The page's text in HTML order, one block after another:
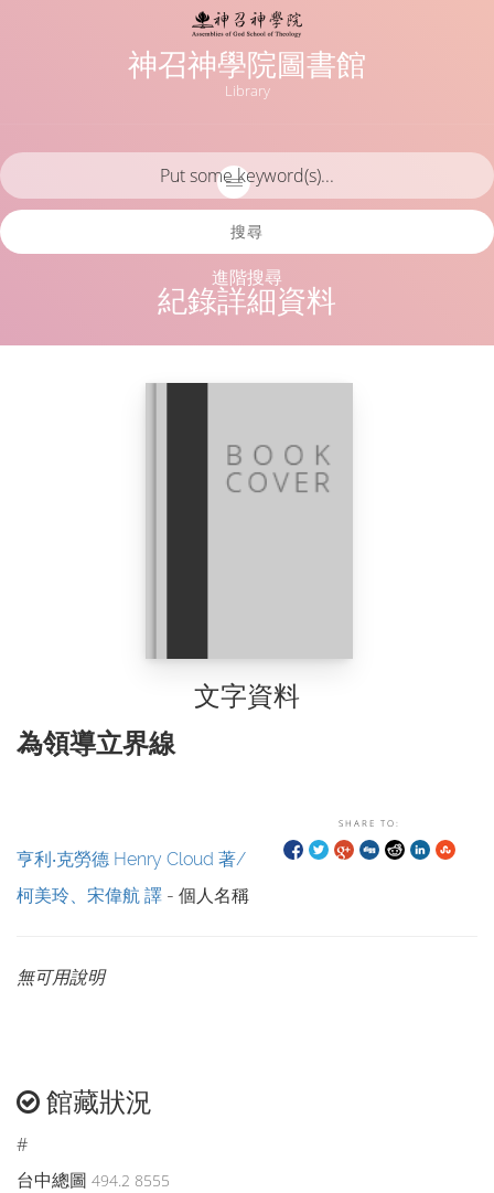
神召神學院圖書館
Library
紀錄詳細資料
搜尋
進階搜尋
文字資料
為領導立界線
SHARE TO:
亨利‧克勞德 Henry Cloud 著/
柯美玲、宋偉航 譯 - 個人名稱
無可用說明
館藏狀況
#
台中總圖 494.2 8555